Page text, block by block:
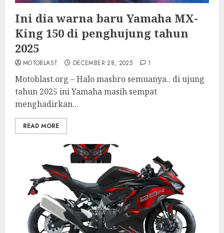
Ini dia warna baru Yamaha MX-
King 150 di penghujung tahun
2025
MOTOBLAST DECEMBER 28, 2025 1
Motoblast.org – Halo masbro semuanya.. di ujung
tahun 2025 ini Yamaha masih sempat
menghadirkan...
READ MORE